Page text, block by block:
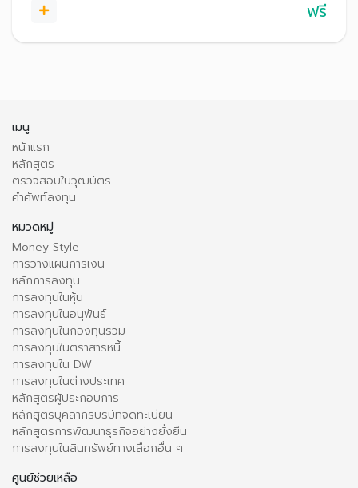
ฟรี
เมนู
หน้าแรก
หลักสูตร
ตรวจสอบใบวุฒิบัตร
คำศัพท์ลงทุน
หมวดหมู่
Money Style
การวางแผนการเงิน
หลักการลงทุน
การลงทุนในหุ้น
การลงทุนในอนุพันธ์
การลงทุนในกองทุนรวม
การลงทุนในตราสารหนี้
การลงทุนใน DW
การลงทุนในต่างประเทศ
หลักสูตรผู้ประกอบการ
หลักสูตรบุคลากรบริษัทจดทะเบียน
หลักสูตรการพัฒนาธุรกิจอย่างยั่งยืน
การลงทุนในสินทรัพย์ทางเลือกอื่น ๆ
ศูนย์ช่วยเหลือ